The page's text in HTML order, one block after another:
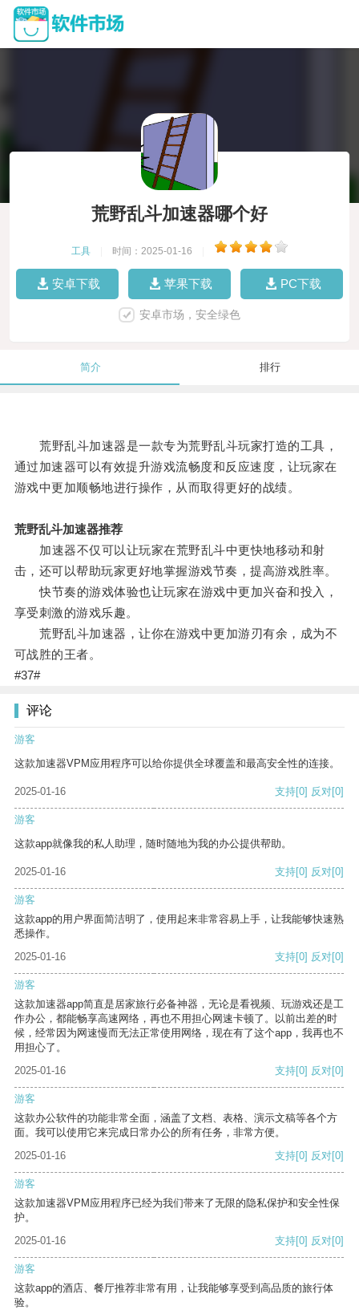
荒野乱斗加速器哪个好
工具 时间：2025-01-16
安卓下载 苹果下载 PC下载
安卓市场，安全绿色
简介 排行
荒野乱斗加速器是一款专为荒野乱斗玩家打造的工具，
通过加速器可以有效提升游戏流畅度和反应速度，让玩家在
游戏中更加顺畅地进行操作，从而取得更好的战绩。
荒野乱斗加速器推荐
加速器不仅可以让玩家在荒野乱斗中更快地移动和射
击，还可以帮助玩家更好地掌握游戏节奏，提高游戏胜率。
快节奏的游戏体验也让玩家在游戏中更加兴奋和投入，
享受刺激的游戏乐趣。
荒野乱斗加速器，让你在游戏中更加游刃有余，成为不
可战胜的王者。
#37#
评论
游客
这款加速器VPM应用程序可以给你提供全球覆盖和最高安全性的连接。
2025-01-16 支持[0] 反对[0]
游客
这款app就像我的私人助理，随时随地为我的办公提供帮助。
2025-01-16 支持[0] 反对[0]
游客
这款app的用户界面简洁明了，使用起来非常容易上手，让我能够快速熟
悉操作。
2025-01-16
支持[0] 反对[0]
游客
这款加速器app简直是居家旅行必备神器，无论是看视频、玩游戏还是工
作办公，都能畅享高速网络，再也不用担心网速卡顿了。以前出差的时
候，经常因为网速慢而无法正常使用网络，现在有了这个app，我再也不
用担心了。
2025-01-16
支持[0] 反对[0]
游客
这款办公软件的功能非常全面，涵盖了文档、表格、演示文稿等各个方
面。我可以使用它来完成日常办公的所有任务，非常方便。
2025-01-16
支持[0] 反对[0]
游客
这款加速器VPM应用程序已经为我们带来了无限的隐私保护和安全性保
护。
2025-01-16
支持[0] 反对[0]
游客
这款app的酒店、餐厅推荐非常有用，让我能够享受到高品质的旅行体
验。